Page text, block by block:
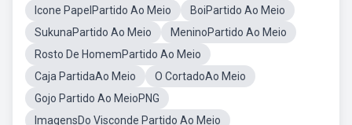
Icone PapelPartido Ao Meio
BoiPartido Ao Meio
SukunaPartido Ao Meio
MeninoPartido Ao Meio
Rosto De HomemPartido Ao Meio
Caja PartidaAo Meio
O CortadoAo Meio
Gojo Partido Ao MeioPNG
ImagensDo Visconde Partido Ao Meio